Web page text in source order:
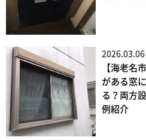
2026.03.06
【海老名
がある窓
る？両方
例紹介